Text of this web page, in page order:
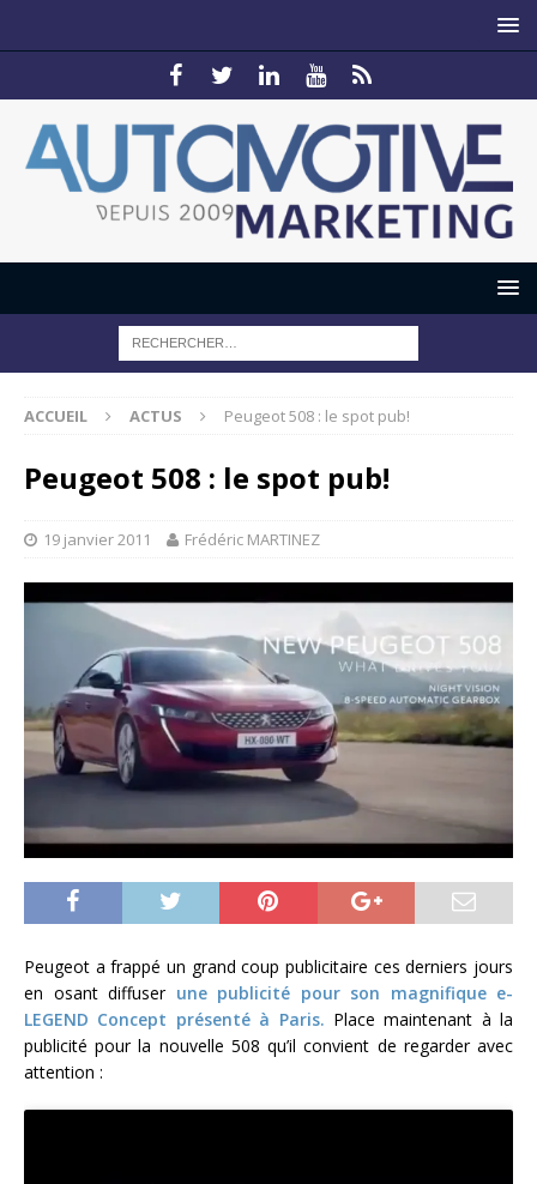
ACCUEIL ACTUS Peugeot 508 : le spot pub!
Peugeot 508 : le spot pub!
19 janvier 2011 Frédéric MARTINEZ
Peugeot a frappé un grand coup publicitaire ces derniers jours
en osant diffuser une publicité pour son magnifique e-
LEGEND Concept présenté à Paris. Place maintenant à la
publicité pour la nouvelle 508 qu’il convient de regarder avec
attention :